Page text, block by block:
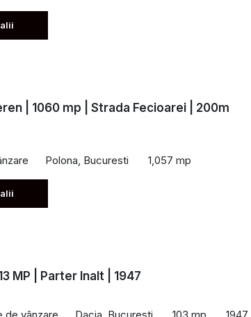
| 1060 mp | Strada Fecioarei | 200m
Polona, Bucuresti 1,057 mp
MP | Parter Inalt | 1947